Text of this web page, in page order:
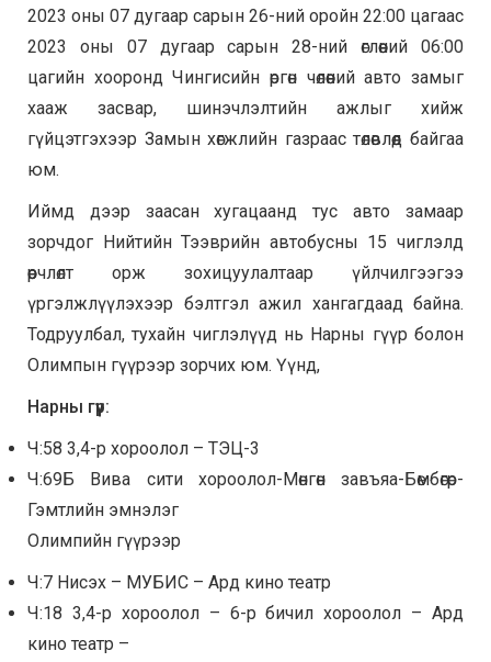
2023 оны 07 дугаар сарын 26-ний оройн 22:00 цагаас
2023 оны 07 дугаар сарын 28-ний өглөөний 06:00
цагийн хооронд Чингисийн өргөн чөлөөний авто замыг
хааж засвар, шинэчлэлтийн ажлыг хийж
гүйцэтгэхээр Замын хөгжлийн газраас төлөвлөөд байгаа
юм.
Иймд дээр заасан хугацаанд тус авто замаар
зорчдог Нийтийн Тээврийн автобусны 15 чиглэлд
өөрчлөлт орж зохицуулалтаар үйлчилгээгээ
үргэлжлүүлэхээр бэлтгэл ажил хангагдаад байна.
Тодруулбал, тухайн чиглэлүүд нь Нарны гүүр болон
Олимпын гүүрээр зорчих юм. Үүнд,
Нарны гүүр:
Ч:58 3,4-р хороолол – ТЭЦ-3
Ч:69Б Вива сити хороолол-Мөнгөн завъяа-Бөмбөгөр-
Гэмтлийн эмнэлэг
Олимпийн гүүрээр
Ч:7 Нисэх – МУБИС – Ард кино театр
Ч:18 3,4-р хороолол – 6-р бичил хороолол – Ард
кино театр –